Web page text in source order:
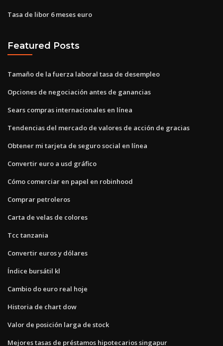
Tasa de libor 6 meses euro
Featured Posts
Tamaño de la fuerza laboral tasa de desempleo
Opciones de negociación antes de ganancias
Sears compras internacionales en línea
Tendencias del mercado de valores de acción de gracias
Obtener mi tarjeta de seguro social en línea
Convertir euro a usd gráfico
Cómo comerciar en papel en robinhood
Comprar petroleros
Carta de velas de colores
Tcc tanzania
Convertir euros y dólares
Índice bursátil kl
Cambio do euro real hoje
Historia de chart dow
Valor de posición larga de stock
Mejores tasas de préstamos hipotecarios singapur